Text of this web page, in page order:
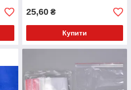
25,60 ₴
Купити